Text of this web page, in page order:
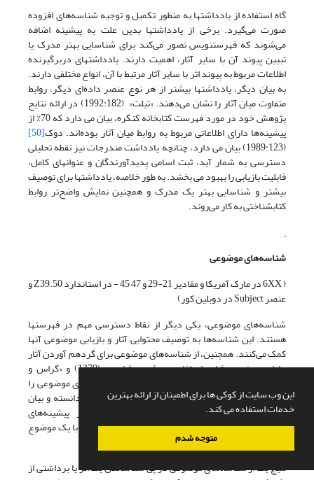
این وب سایت از کوکی ها برای اطمینان از ارائه بهترین
خدمات استفاده می کند.
متوجه شدم
گاه استفاده از یادداشتها به منظور تکمیل و توجیه شناسه‌های افزوده
صورت می‌گیرد. برخی از یادداشتها بدین علت به پیشینه اضافه
می‌شوند که فهرستنویس تصور می‌کند برای شناسایی بهتر مدرک یا
تبیین پیوند آن با سایر آثار، اهمیت دارند. یادداشتهای دربرگیرنده
اطلاعات مربوط به پیوند اثر با سایر آثار مرتبط با آن، انواع مختلفی دارند.
به بیان دیگر، یادداشتها بیشتر از هر نوع عنصر داده‌ای دیگر، روابط
متفاوت میان آثار را نشان می‌دهند. «تیلت» (1992:182) در ارائه نتایج
پژوهش خود در مورد فهرست کتابخانه کنگره، بیان می دارد که 70% از
پیشینه‌ها دارای اطلاعاتی مربوط به روابط میان آثار بوده‌اند. دوک[50]
(1989:123) بیان می دارد، چنانچه یادداشت مندرجات نیز نقطه تحلیلی
دسترسی به شمار آید، ثبت اسامی پدیدآورندگان و عنوانهای کامل،
قابلیت بازیابی را بهبود می بخشد. به طور خلاصه، یادداشتها برای توصیف
بیشتر و شناسایی بهتر یک مدرک و همچنین نمایش واضح‌تر روابط
کتابشناختی به کار می‌روند.
شناسه‌های موضوعی
( 6XX در مارک آمریکا و مقادیر 21-29 و 47 45 - در استاندارد Z39.50 و
عنصر Subject در دوبلین کور)
شناسه‌های موضوعی، یکی دیگر از نقاط دسترسی مهم در فهرستها
هستند. این شناسه‌ها به توصیف محتوایی آثار و بازیابی موضوعی آنها
کمک می‌کنند. همچنین، از شناسه‌های موضوعی برای گردهم آوردن آثار
دارای موضوع مشابه استفاده می‌شود. شاپوری (1379) و «گراس و
(2005) با توجه به پژوهشهای متعدد، جستجوی موضوعی را
یکی از مهمترین جستجوها در سطح فهرستهای رایانه‌ای دانسته و بیان
می‌دارند حتی اکثر جستجوهای کلیدواژه ای که در پیشینه‌های
کتابشناختی صورت می گیرد، به منظور یافتن آثار مختلف با یک موضوع
هیچ یک از شناسه‌های موضوعی در پی شناساندن یک اثر یا برداشتی از